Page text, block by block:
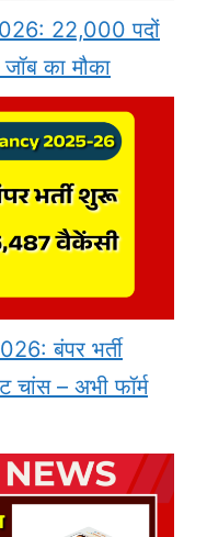
22,000 पदों
का मौका
बंपर भर्ती
चांस – अभी फॉर्म